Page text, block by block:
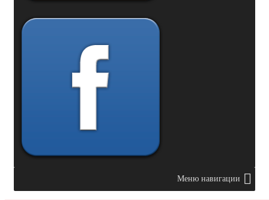
Меню навигации